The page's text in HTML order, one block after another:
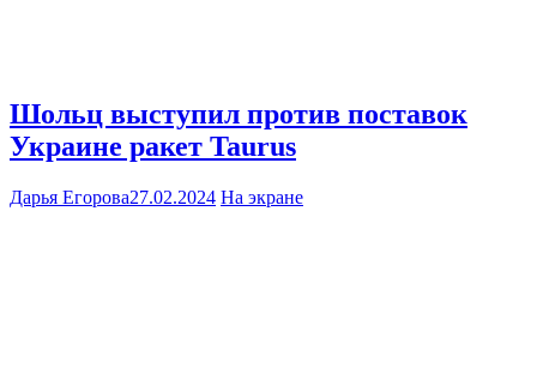
Шольц выступил против поставок
Украине ракет Taurus
Дарья Егорова27.02.2024 На экране